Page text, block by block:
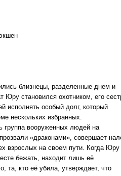
близнецы, разделенные днем и
Юру становился охотником, его
исполнять особый долг, который
нескольких избранных.
группа вооруженных людей на
«драконами», совершает
взрослых на своем пути. Когда Юру
бежать, находит лишь её
та, кто её убила, утверждает, что